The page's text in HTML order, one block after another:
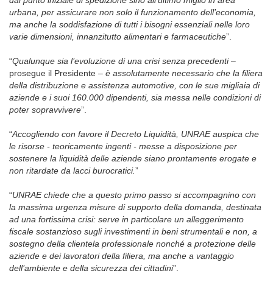
urbana, per assicurare non solo il funzionamento dell’economia,
ma anche la soddisfazione di tutti i bisogni essenziali nelle loro
varie dimensioni, innanzitutto alimentari e farmaceutiche”.
“Qualunque sia l’evoluzione di una crisi senza precedenti–
prosegue il Presidente – è assolutamente necessario che la filiera
della distribuzione e assistenza automotive, con le sue migliaia di
aziende e i suoi 160.000 dipendenti, sia messa nelle condizioni di
poter sopravvivere”.
“Accogliendo con favore il Decreto Liquidità, UNRAE auspica che
le risorse - teoricamente ingenti - messe a disposizione per
sostenere la liquidità delle aziende siano prontamente erogate e
non ritardate da lacci burocratici.”
“UNRAE chiede che a questo primo passo si accompagnino con
la massima urgenza misure di supporto della domanda, destinata
ad una fortissima crisi: serve in particolare un alleggerimento
fiscale sostanzioso sugli investimenti in beni strumentali e non, a
sostegno della clientela professionale nonché a protezione delle
aziende e dei lavoratori della filiera, ma anche a vantaggio
dell’ambiente e della sicurezza dei cittadini”.